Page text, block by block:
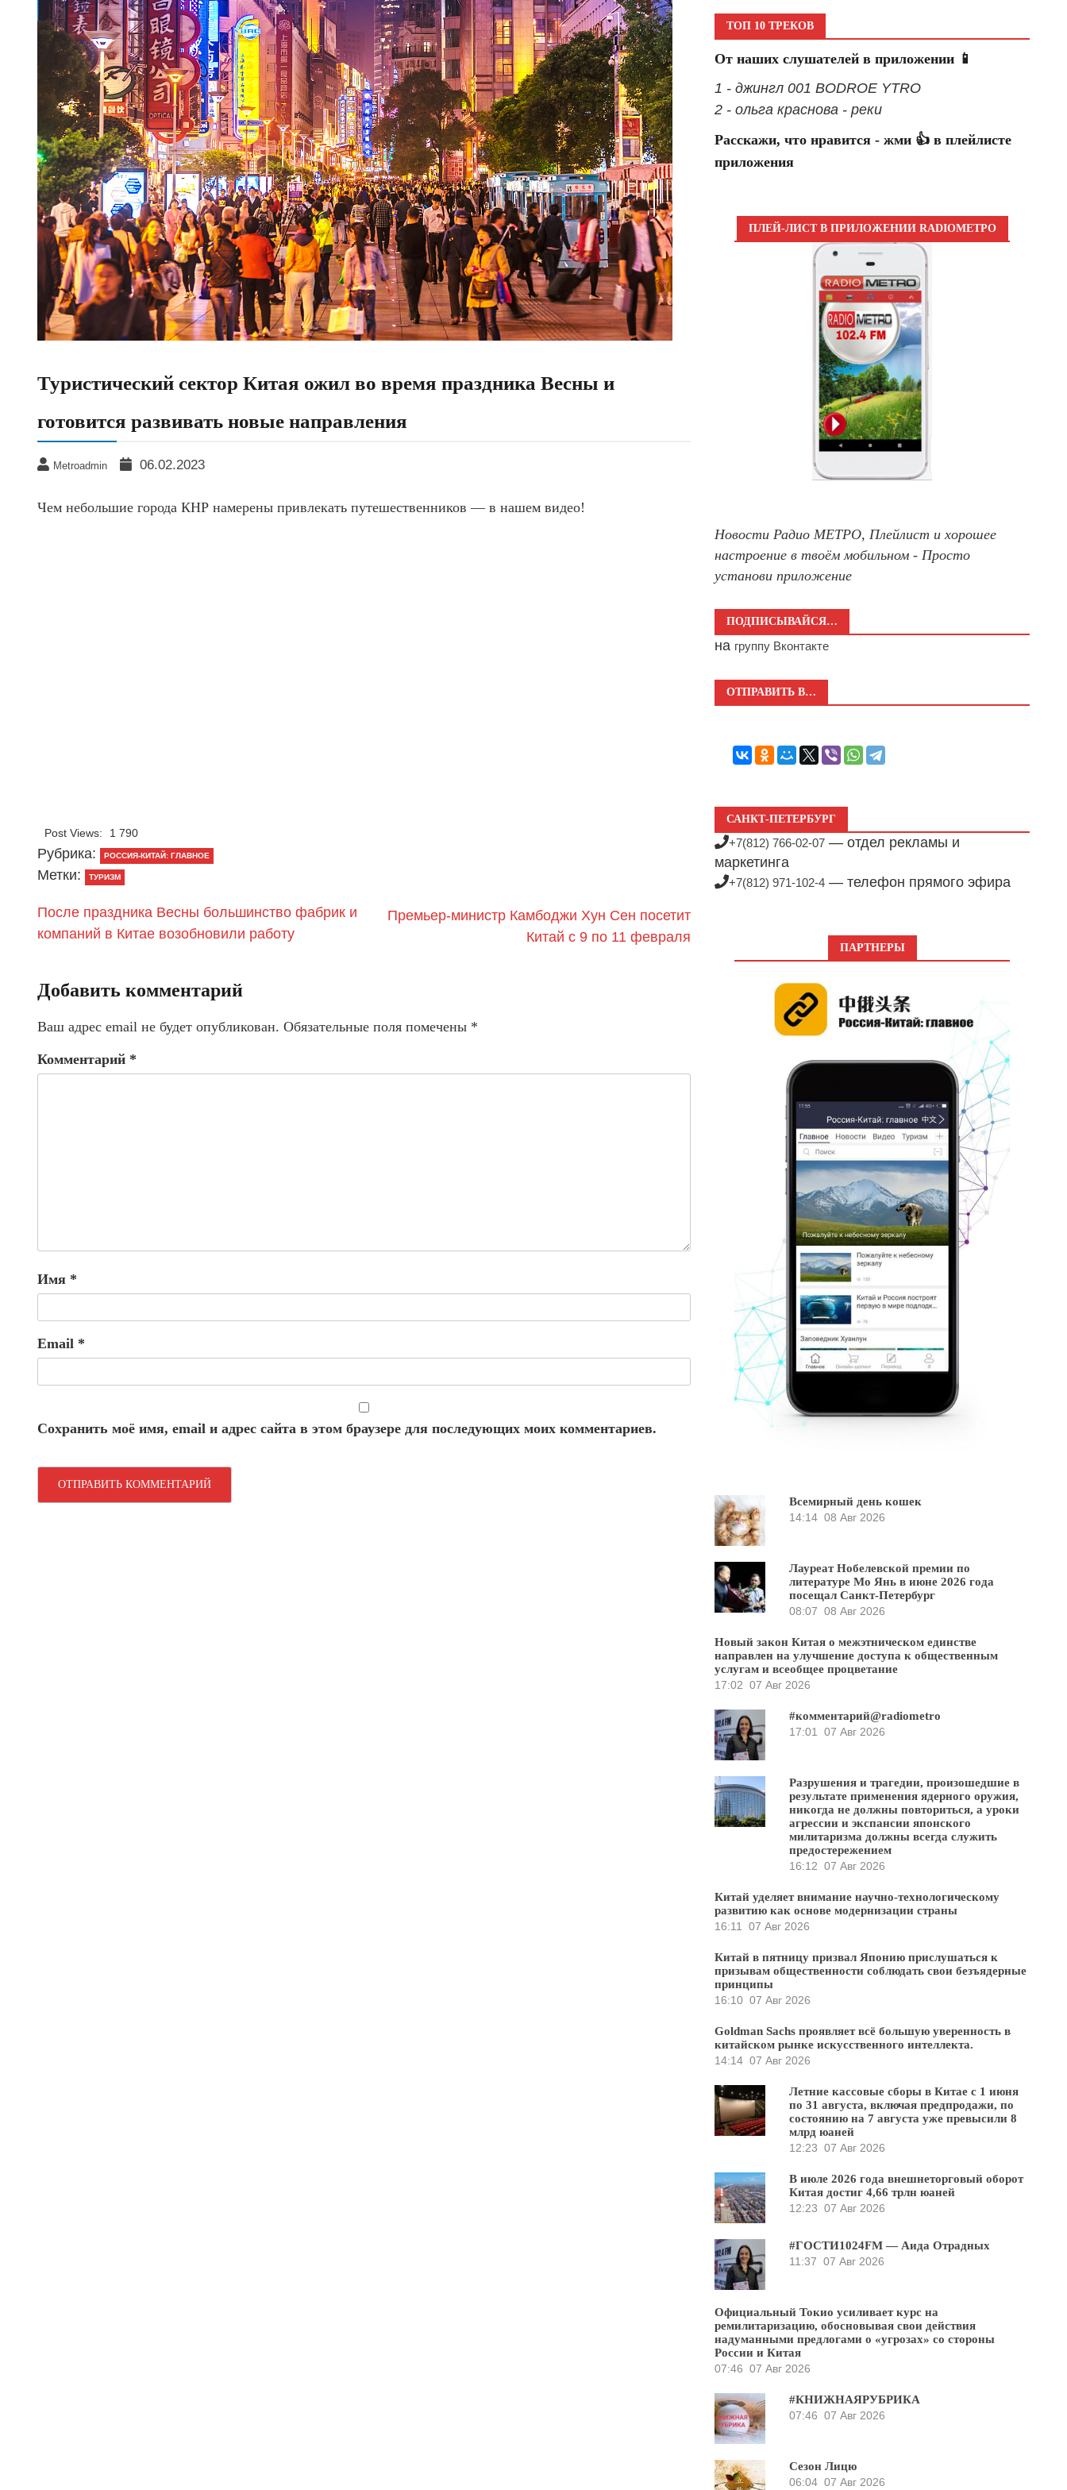
Туристический сектор Китая ожил во время праздника Весны и
готовится развивать новые направления
Metroadmin 06.02.2023
Чем небольшие города КНР намерены привлекать путешественников — в нашем видео!
Post Views: 1 790
Рубрика: РОССИЯ-КИТАЙ: ГЛАВНОЕ
Метки: ТУРИЗМ
После праздника Весны большинство фабрик и
компаний в Китае возобновили работу
Премьер-министр Камбоджи Хун Сен посетит
Китай с 9 по 11 февраля
Добавить комментарий
Ваш адрес email не будет опубликован. Обязательные поля помечены *
Комментарий *
Имя *
Email *
Сохранить моё имя, email и адрес сайта в этом браузере для последующих моих комментариев.
ТОП 10 ТРЕКОВ
От наших слушателей в приложении 📱
1 - джингл 001 BODROE YTRO
2 - ольга краснова - реки
Расскажи, что нравится - жми 👍 в плейлисте
приложения
ПЛЕЙ-ЛИСТ В ПРИЛОЖЕНИИ RADIOМЕТРО
Новости Радио МЕТРО, Плейлист и хорошее
настроение в твоём мобильном - Просто
установи приложение
ПОДПИСЫВАЙСЯ…
на группу Вконтакте
ОТПРАВИТЬ В…
САНКТ-ПЕТЕРБУРГ
+7(812) 766-02-07 — отдел рекламы и
маркетинга
+7(812) 971-102-4 — телефон прямого эфира
ПАРТНЕРЫ
Всемирный день кошек
14:14 08 Авг 2026
Лауреат Нобелевской премии по
литературе Мо Янь в июне 2026 года
посещал Санкт-Петербург
08:07 08 Авг 2026
Новый закон Китая о межэтническом единстве
направлен на улучшение доступа к общественным
услугам и всеобщее процветание
17:02 07 Авг 2026
#комментарий@radiometro
17:01
07 Авг 2026
Разрушения и трагедии, произошедшие в
результате применения ядерного оружия,
никогда не должны повториться, а уроки
агрессии и экспансии японского
милитаризма должны всегда служить
предостережением
16:12 07 Авг 2026
Китай уделяет внимание научно-технологическому
развитию как основе модернизации страны
16:11
07 Авг 2026
Китай в пятницу призвал Японию прислушаться к
призывам общественности соблюдать свои безъядерные
принципы
16:10 07 Авг 2026
Goldman Sachs проявляет всё большую уверенность в
китайском рынке искусственного интеллекта.
14:14 07 Авг 2026
Летние кассовые сборы в Китае с 1 июня
по 31 августа, включая предпродажи, по
состоянию на 7 августа уже превысили 8
млрд юаней
12:23 07 Авг 2026
В июле 2026 года внешнеторговый оборот
Китая достиг 4,66 трлн юаней
12:23 07 Авг 2026
#ГОСТИ1024FM — Аида Отрадных
11:37 07 Авг 2026
Официальный Токио усиливает курс на
ремилитаризацию, обосновывая свои действия
надуманными предлогами о «угрозах» со стороны
России и Китая
07:46 07 Авг 2026
#КНИЖНАЯРУБРИКА
07:46 07 Авг 2026
Сезон Лицю
06:04 07 Авг 2026